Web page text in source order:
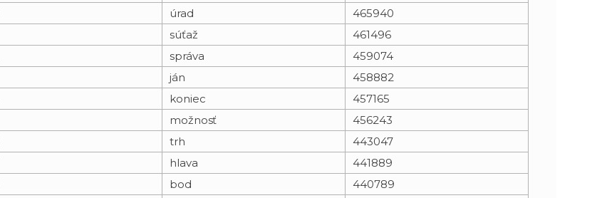
úrad
465940
súťaž
461496
správa
459074
ján
458882
koniec
457165
možnosť
456243
trh
443047
hlava
441889
bod
440789